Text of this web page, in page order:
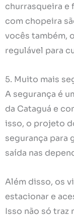
churrasqueira e
com chopeira
vocês também,
regulável para
5. Muito mais
A segurança é
da Cataguá e
isso, o projeto
segurança para
saída nas
Além disso, os
estacionar e
Isso não só traz